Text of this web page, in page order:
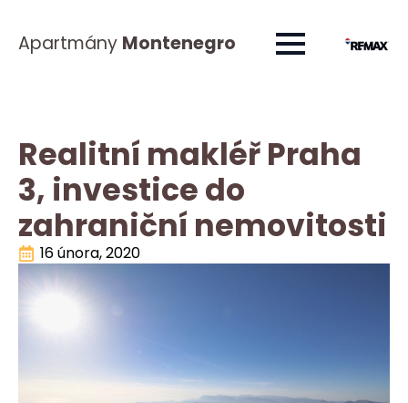
Apartmány Montenegro
Realitní makléř Praha
3, investice do
zahraniční nemovitosti
16 února, 2020